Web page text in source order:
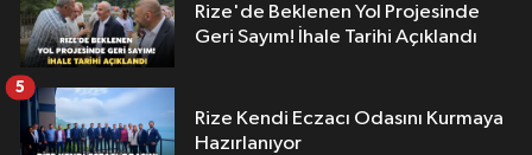
Rize'de Beklenen Yol Projesinde
Geri Sayım! İhale Tarihi Açıklandı
Rize Kendi Eczacı Odasını Kurmaya
Hazırlanıyor
5